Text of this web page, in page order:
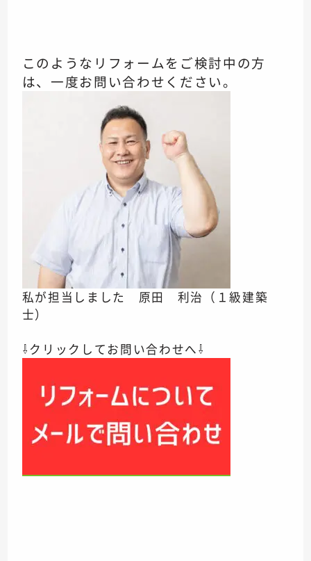
このようなリフォームをご検討中の方
は、一度お問い合わせください。
私が担当しました 原田 利治（１級建築
士）
⇩クリックしてお問い合わせへ⇩